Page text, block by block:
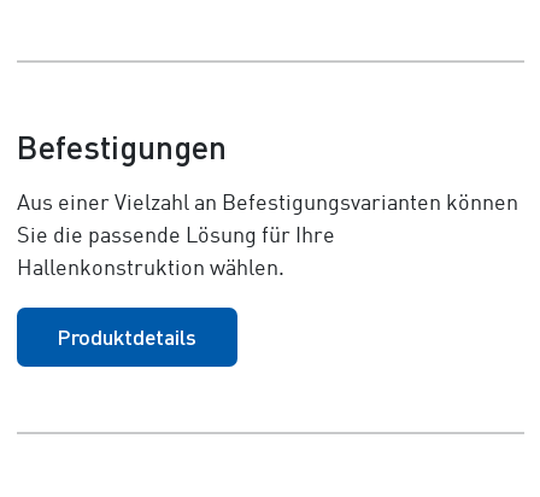
Befestigungen
Aus einer Vielzahl an Befestigungsvarianten können
Sie die passende Lösung für Ihre
Hallenkonstruktion wählen.
Produktdetails